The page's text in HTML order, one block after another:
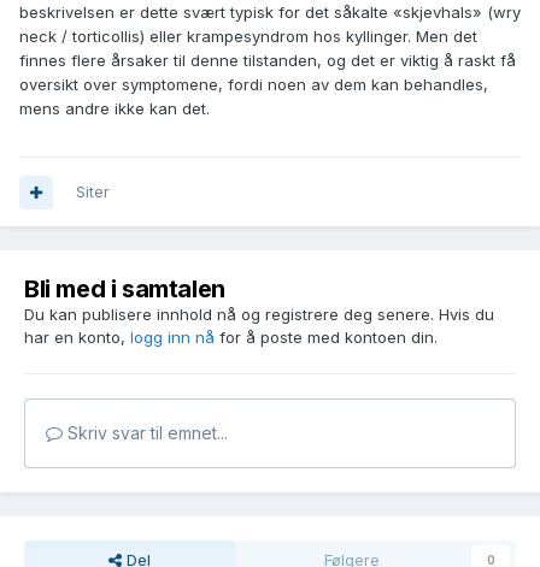
beskrivelsen er dette svært typisk for det såkalte «skjevhals» (wry
neck / torticollis) eller krampesyndrom hos kyllinger. Men det
finnes flere årsaker til denne tilstanden, og det er viktig å raskt få
oversikt over symptomene, fordi noen av dem kan behandles,
mens andre ikke kan det.
Siter
Bli med i samtalen
Du kan publisere innhold nå og registrere deg senere. Hvis du
har en konto, logg inn nå for å poste med kontoen din.
Skriv svar til emnet...
Del Følgere 0